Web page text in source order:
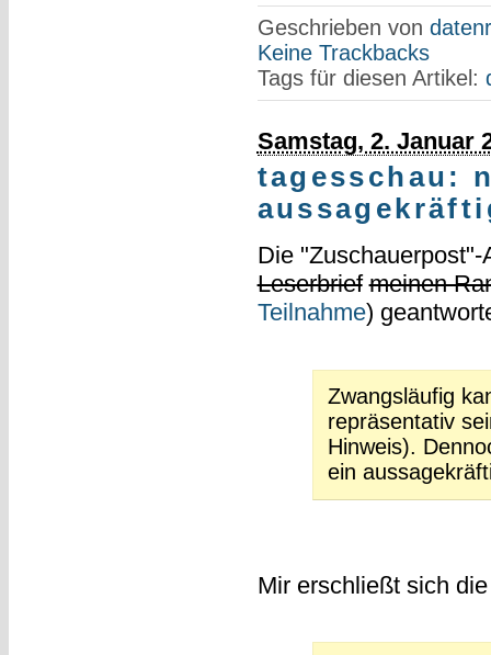
Geschrieben von
Keine Trackbacks
Tags für diesen Artikel:
Samstag, 2. Januar
tagesschau:
Die
Leserbrief meinen
Teilnahme)
Zwangsläufig
repräsentativ
Hinweis).
ein
Mir erschließt sich